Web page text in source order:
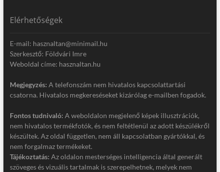
Elérhetőségek
E-mail: hasznaltan@minimail.hu
Szerkesztő: Földvári Imre
Weboldal címe: hasznaltan.hu
Megjegyzés: A telefonszám nem hivatalos kapcsolattartási
csatorna. Hivatalos megkereséseket kizárólag e-mailben fogadok.
Fontos tudnivaló: A weboldalon megjelenő képek illusztrációk,
nem hivatalos termékfotók, és nem feltétlenül az adott készülékről
készültek. Az oldal független, nem áll kapcsolatban gyártókkal, és
nem forgalmaz termékeket.
Tájékoztatás: Az oldalon mesterséges intelligencia által generált
szöveges és vizuális tartalmak is szerepelhetnek, melyek nem